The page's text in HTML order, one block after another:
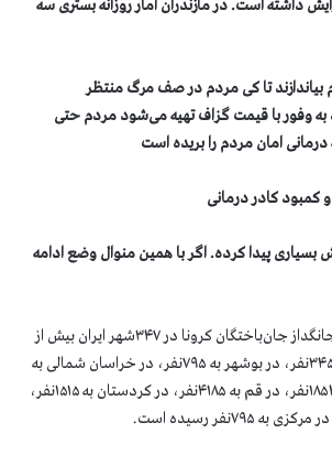
که در وضعیت هشدار قرار گرفتند ۴۰درصد افزایش داشته است. در مازندران آمار روزانه بستری سه
بیاندازند تا کی مردم در صف مرگ منتظر
به وفور با قیمت گزاف تهیه می‌شود مردم حتی
امان مردم را بریده است
کمبود کادر درمانی
بسیاری پیدا کرده. اگر با همین منوال وضع ادامه
سازمان مجاهدین خلق ایران بعدازظهر امروز چهارشنبه ۱مرداد۱۳۹۹ اعلام کرد آمار جانگداز جان‌باختگان کرونا در ۳۴۷شهر ایران بیش از
۷۴هزار و ۷۰۰نفر است. شمار قربانیان در آذربایجان شرقی به ۲۱۸۵نفر، در اصفهان به ۳۴۵۰نفر، در بوشهر به ۷۹۵نفر، در خراسان شمالی به
۱۰۲۰نفر، در خوزستان به ۵۵۰۵نفر، در سیستان و بلوچستان به ۲۳۰۵نفر، در فارس به ۱۸۵۴نفر، در قم به ۴۱۸۵نفر، در کردستان به ۱۵۱۵نفر،